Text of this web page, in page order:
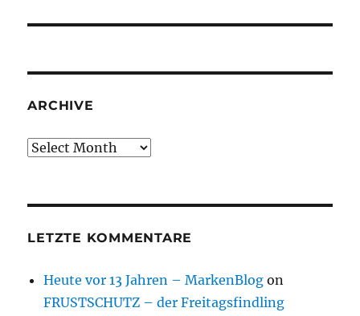
ARCHIVE
Archive
LETZTE KOMMENTARE
Heute vor 13 Jahren – MarkenBlog on
FRUSTSCHUTZ – der Freitagsfindling